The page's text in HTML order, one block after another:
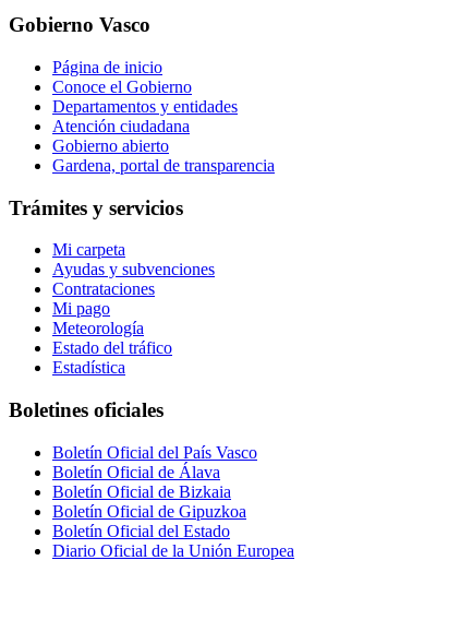
Gobierno Vasco
Página de inicio
Conoce el Gobierno
Departamentos y entidades
Atención ciudadana
Gobierno abierto
Gardena, portal de transparencia
Trámites y servicios
Mi carpeta
Ayudas y subvenciones
Contrataciones
Mi pago
Meteorología
Estado del tráfico
Estadística
Boletines oficiales
Boletín Oficial del País Vasco
Boletín Oficial de Álava
Boletín Oficial de Bizkaia
Boletín Oficial de Gipuzkoa
Boletín Oficial del Estado
Diario Oficial de la Unión Europea